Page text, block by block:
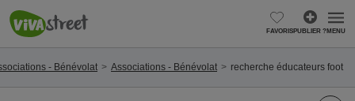
FAVORISPUBLIER ?MENU
- Bénévolat Associations - Bénévolat recherche éducateurs foot